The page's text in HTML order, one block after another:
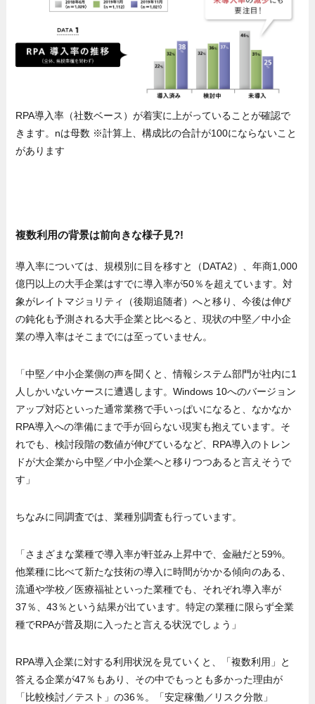
RPA導入率（社数ベース）が着実に上がっていることが確認で
きます。nは母数 ※計算上、構成比の合計が100にならないこと
があります
複数利用の背景は前向きな様子見?!
導入率については、規模別に目を移すと（DATA2）、年商1,000
億円以上の大手企業はすでに導入率が50％を超えています。対
象がレイトマジョリティ（後期追随者）へと移り、今後は伸び
の鈍化も予測される大手企業と比べると、現状の中堅／中小企
業の導入率はそこまでには至っていません。
「中堅／中小企業側の声を聞くと、情報システム部門が社内に1
人しかいないケースに遭遇します。Windows 10へのバージョン
アップ対応といった通常業務で手いっぱいになると、なかなか
RPA導入への準備にまで手が回らない現実も抱えています。そ
れでも、検討段階の数値が伸びているなど、RPA導入のトレン
ドが大企業から中堅／中小企業へと移りつつあると言えそうで
す」
ちなみに同調査では、業種別調査も行っています。
「さまざまな業種で導入率が軒並み上昇中で、金融だと59%。
他業種に比べて新たな技術の導入に時間がかかる傾向のある、
流通や学校／医療福祉といった業種でも、それぞれ導入率が
37％、43％という結果が出ています。特定の業種に限らず全業
種でRPAが普及期に入ったと言える状況でしょう」
RPA導入企業に対する利用状況を見ていくと、「複数利用」と
答える企業が47％もあり、その中でもっとも多かった理由が
「比較検討／テスト」の36％。「安定稼働／リスク分散」